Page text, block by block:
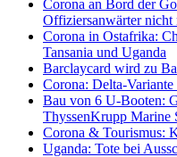
Corona an Bord der
Offiziersanwärter nicht
Corona in Ostafrika:
Tansania und Uganda
Barclaycard wird zu
Corona: Delta-
Bau von 6 U-Booten:
ThyssenKrupp Marine
Corona & Tourismus:
Uganda: Tote bei